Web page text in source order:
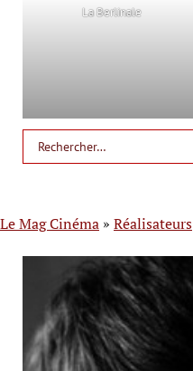
La Berlinale
Le Mag Cinéma » Réalisateurs